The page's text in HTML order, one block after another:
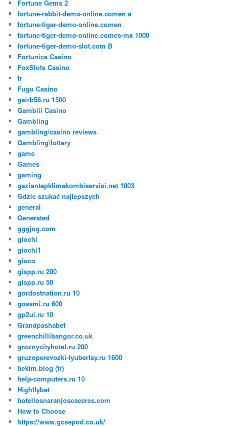
Fortune Gems 2
fortune-rabbit-demo-online.comen a
fortune-tiger-demo-online.comen
fortune-tiger-demo-online.comes-mx 1000
fortune-tiger-demo-slot.com B
Fortunica Casino
FoxSlots Casino
fr
Fugu Casino
gairb56.ru 1500
Gamblii Casino
Gambling
gambling/casino reviews
Gambling\lottery
game
Games
gaming
gaziantepklimakombiservisi.net 1003
Gdzie szukać najlepszych
general
Generated
gggjog.com
giochi
giochi1
gioco
gispp.ru 200
gispp.ru 50
gordostnation.ru 10
gossmi.ru 600
gp2ui.ru 10
Grandpashabet
greenchillibangor.co.uk
groznycityhotel.ru 200
gruzoperevozki-lyubertsy.ru 1600
hekim.blog (tr)
help-computers.ru 10
Highflybet
hotellosnaranjoscaceres.com
How to Choose
https://www.gcsepod.co.uk/